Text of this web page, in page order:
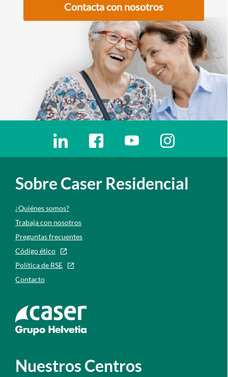
Contacta con nosotros
Ir a a la red social. Abre ventana nueva
Ir a a la red social. Abre ventana
Ir a a la red social. Abre
Ir a a la red
Sobre Caser Residencial
¿Quiénes somos?
Trabaja con nosotros
Preguntas frecuentes
Código ético
Política de RSE
Contacto
Ir a la web de caser
Nuestros Centros